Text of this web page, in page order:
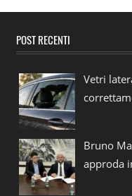
POST RECENTI
Vetri
Bruno
approda